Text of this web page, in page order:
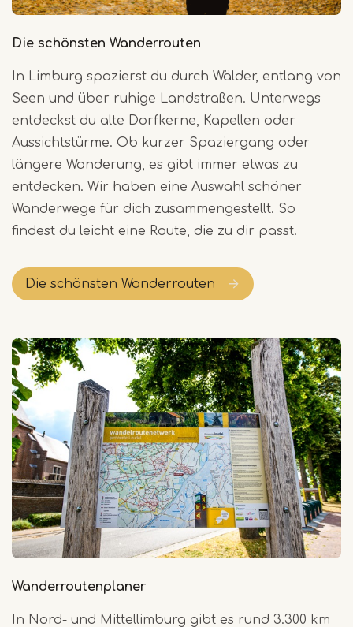
Die schönsten Wanderrouten
In Limburg spazierst du durch Wälder, entlang von
Seen und über ruhige Landstraßen. Unterwegs
entdeckst du alte Dorfkerne, Kapellen oder
Aussichtstürme. Ob kurzer Spaziergang oder
längere Wanderung, es gibt immer etwas zu
entdecken. Wir haben eine Auswahl schöner
Wanderwege für dich zusammengestellt. So
findest du leicht eine Route, die zu dir passt.
Die schönsten Wanderrouten
Wanderroutenplaner
In Nord- und Mittellimburg gibt es rund 3.300 km